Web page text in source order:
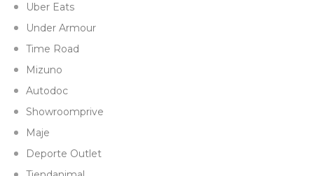
Uber Eats
Under Armour
Time Road
Mizuno
Autodoc
Showroomprive
Maje
Deporte Outlet